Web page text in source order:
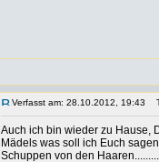
Verfasst am: 28.10.2012, 19:43
Auch ich bin wieder zu Hause,
Mädels was soll ich Euch
Schuppen von den